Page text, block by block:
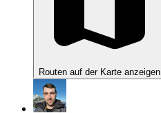
Routen auf der Karte anzeigen